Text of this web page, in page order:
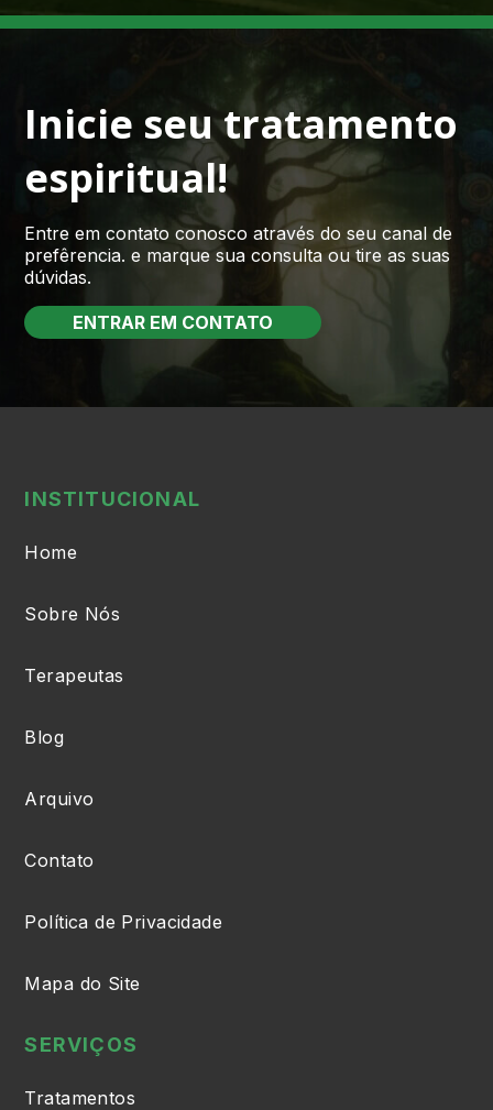
Inicie seu tratamento
espiritual!
Entre em contato conosco através do seu canal de
prefêrencia. e marque sua consulta ou tire as suas
dúvidas.
ENTRAR EM CONTATO
INSTITUCIONAL
Home
Sobre Nós
Terapeutas
Blog
Arquivo
Contato
Política de Privacidade
Mapa do Site
SERVIÇOS
Tratamentos